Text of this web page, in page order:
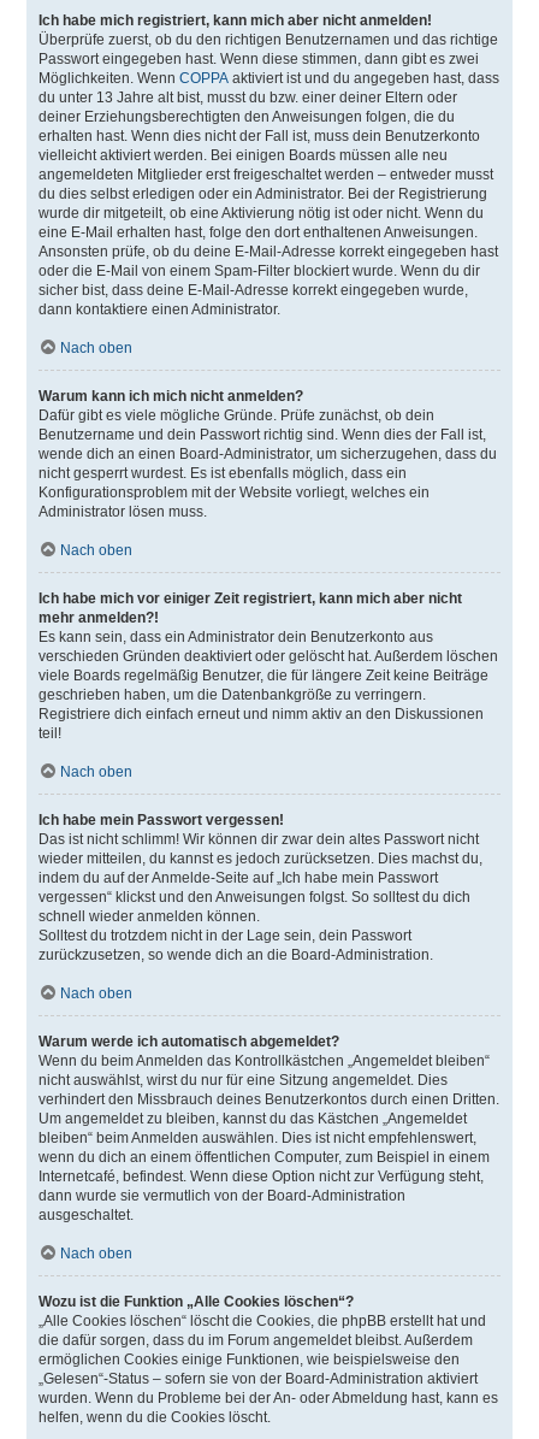
Ich habe mich registriert, kann mich aber nicht anmelden!
Überprüfe zuerst, ob du den richtigen Benutzernamen und das richtige
Passwort eingegeben hast. Wenn diese stimmen, dann gibt es zwei
Möglichkeiten. Wenn COPPAaktiviert ist und du angegeben hast, dass
du unter 13 Jahre alt bist, musst du bzw. einer deiner Eltern oder
deiner Erziehungsberechtigten den Anweisungen folgen, die du
erhalten hast. Wenn dies nicht der Fall ist, muss dein Benutzerkonto
vielleicht aktiviert werden. Bei einigen Boards müssen alle neu
angemeldeten Mitglieder erst freigeschaltet werden – entweder musst
du dies selbst erledigen oder ein Administrator. Bei der Registrierung
wurde dir mitgeteilt, ob eine Aktivierung nötig ist oder nicht. Wenn du
eine E-Mail erhalten hast, folge den dort enthaltenen Anweisungen.
Ansonsten prüfe, ob du deine E-Mail-Adresse korrekt eingegeben hast
oder die E-Mail von einem Spam-Filter blockiert wurde. Wenn du dir
sicher bist, dass deine E-Mail-Adresse korrekt eingegeben wurde,
dann kontaktiere einen Administrator.
Nach oben
Warum kann ich mich nicht anmelden?
Dafür gibt es viele mögliche Gründe. Prüfe zunächst, ob dein
Benutzername und dein Passwort richtig sind. Wenn dies der Fall ist,
wende dich an einen Board-Administrator, um sicherzugehen, dass du
nicht gesperrt wurdest. Es ist ebenfalls möglich, dass ein
Konfigurationsproblem mit der Website vorliegt, welches ein
Administrator lösen muss.
Nach oben
Ich habe mich vor einiger Zeit registriert, kann mich aber nicht
mehr anmelden?!
Es kann sein, dass ein Administrator dein Benutzerkonto aus
verschieden Gründen deaktiviert oder gelöscht hat. Außerdem löschen
viele Boards regelmäßig Benutzer, die für längere Zeit keine Beiträge
geschrieben haben, um die Datenbankgröße zu verringern.
Registriere dich einfach erneut und nimm aktiv an den Diskussionen
teil!
Nach oben
Ich habe mein Passwort vergessen!
Das ist nicht schlimm! Wir können dir zwar dein altes Passwort nicht
wieder mitteilen, du kannst es jedoch zurücksetzen. Dies machst du,
indem du auf der Anmelde-Seite auf „Ich habe mein Passwort
vergessen“ klickst und den Anweisungen folgst. So solltest du dich
schnell wieder anmelden können.
Solltest du trotzdem nicht in der Lage sein, dein Passwort
zurückzusetzen, so wende dich an die Board-Administration.
Nach oben
Warum werde ich automatisch abgemeldet?
Wenn du beim Anmelden das Kontrollkästchen „Angemeldet bleiben“
nicht auswählst, wirst du nur für eine Sitzung angemeldet. Dies
verhindert den Missbrauch deines Benutzerkontos durch einen Dritten.
Um angemeldet zu bleiben, kannst du das Kästchen „Angemeldet
bleiben“ beim Anmelden auswählen. Dies ist nicht empfehlenswert,
wenn du dich an einem öffentlichen Computer, zum Beispiel in einem
Internetcafé, befindest. Wenn diese Option nicht zur Verfügung steht,
dann wurde sie vermutlich von der Board-Administration
ausgeschaltet.
Nach oben
Wozu ist die Funktion „Alle Cookies löschen“?
„Alle Cookies löschen“ löscht die Cookies, die phpBB erstellt hat und
die dafür sorgen, dass du im Forum angemeldet bleibst. Außerdem
ermöglichen Cookies einige Funktionen, wie beispielsweise den
„Gelesen“-Status – sofern sie von der Board-Administration aktiviert
wurden. Wenn du Probleme bei der An- oder Abmeldung hast, kann es
helfen, wenn du die Cookies löscht.